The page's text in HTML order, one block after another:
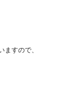
ますので、